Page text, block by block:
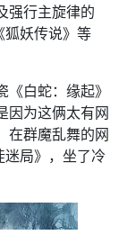
强行主旋律的
狐妖传说》等
白蛇：缘起》
因为这俩太有网
在群魔乱舞的网
迷局》，坐了冷